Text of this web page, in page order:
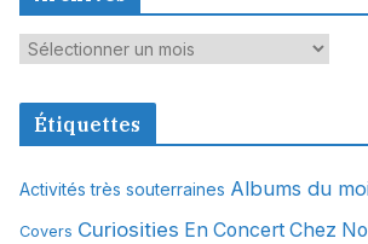
A
c
v
e
Étiquettes
Activités très souterraines Albums du
Covers Curiosities En Concert Chez